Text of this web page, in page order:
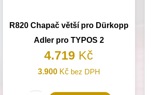
R820 Chapač větší pro Dürkopp
Adler pro TYPOS 2
4.719 Kč
3.900 Kčbez DPH